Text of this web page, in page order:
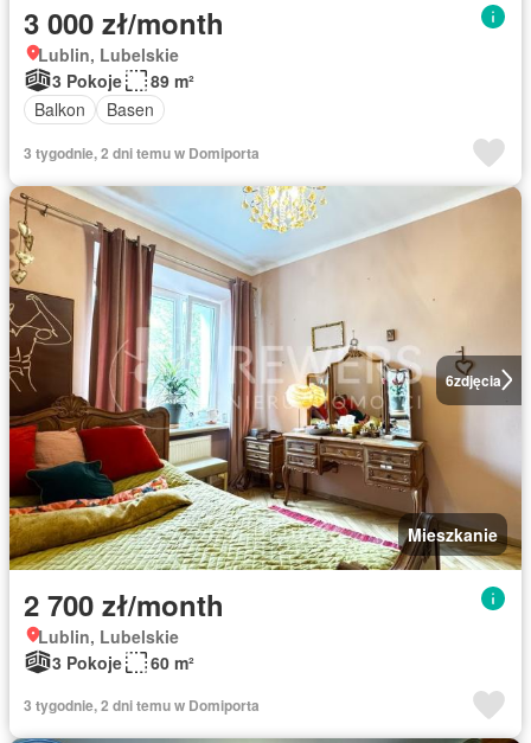
3 000 zł/month
Lublin, Lubelskie
3 Pokoje
89 m²
Balkon
Basen
3 tygodnie, 2 dni temu w Domiporta
6zdjęcia
Mieszkanie
2 700 zł/month
Lublin, Lubelskie
3 Pokoje
60 m²
3 tygodnie, 2 dni temu w Domiporta